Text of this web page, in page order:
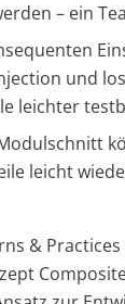
– ein
und
leichter
leicht
&